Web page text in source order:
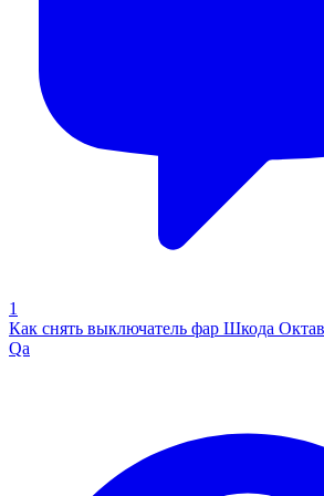
1
Как снять выключатель фар Шкода
Qa